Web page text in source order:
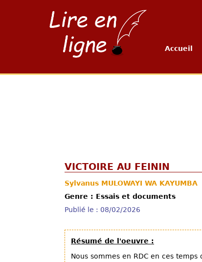
Accueil
VICTOIRE AU FEININ
Sylvanus MULOWAYI WA KAYUMBA
Genre : Essais et documents
Publié le : 08/02/2026
Résumé de l'oeuvre :
Nous sommes en RDC en ces